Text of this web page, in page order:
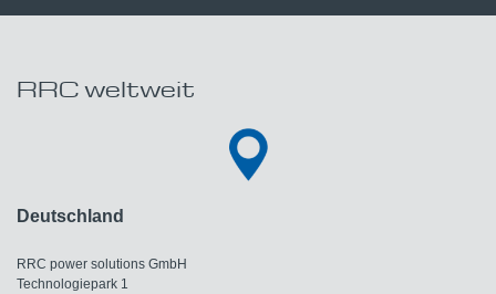
RRC weltweit
Deutschland
RRC power solutions GmbH
Technologiepark 1